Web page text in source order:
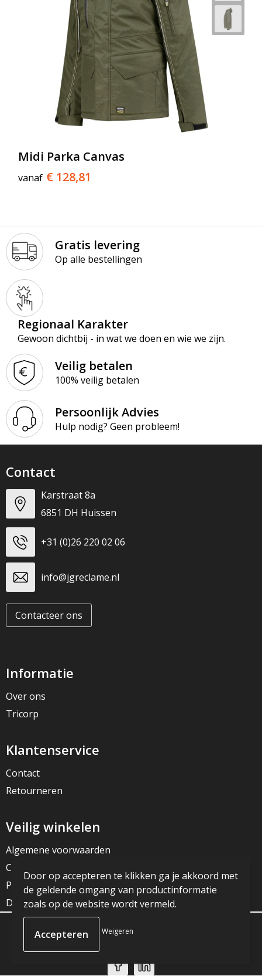
Midi Parka Canvas
vanaf € 128,81
Gratis levering
Op alle bestellingen
Regionaal Karakter
Gewoon dichtbij - in wat we doen en wie we zijn.
Veilig betalen
100% veilig betalen
Persoonlijk Advies
Hulp nodig? Geen probleem!
Contact
Karstraat 8a
6851 DH Huissen
+31 (0)26 220 02 06
info@jgreclame.nl
Contacteer ons
Informatie
Over ons
Tricorp
Klantenservice
Contact
Retourneren
Veilig winkelen
Algemene voorwaarden
Cookieverklaring
Privacyverklaring
Disclaimer
© Copyright JG Reclame 2023
Door op accepteren te klikken ga je akkoord met
de geldende omgang van productinformatie
zoals op de website wordt vermeld.
Weigeren